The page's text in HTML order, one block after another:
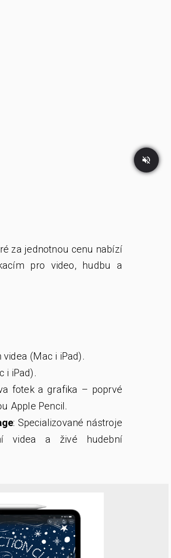
za jednotnou cenu nabízí
pro video, hudbu a
(Mac i iPad).
i iPad).
fotek a grafika – poprvé
Apple Pencil.
: Specializované nástroje
videa a živé hudební